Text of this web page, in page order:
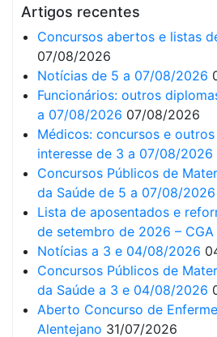
Artigos recentes
Concursos abertos e listas
07/08/2026
Notícias de 5 a 07/08/2026
Funcionários: outros
a 07/08/2026 07/08/2026
Médicos: concursos e
interesse de 3 a 07/08/2026
Concursos Públicos de
da Saúde de 5 a 07/08/2026
Lista de aposentados e
de setembro de 2026 – CGA
Notícias a 3 e 04/08/2026
Concursos Públicos de
da Saúde a 3 e 04/08/2026
Aberto Concurso de
Alentejano 31/07/2026